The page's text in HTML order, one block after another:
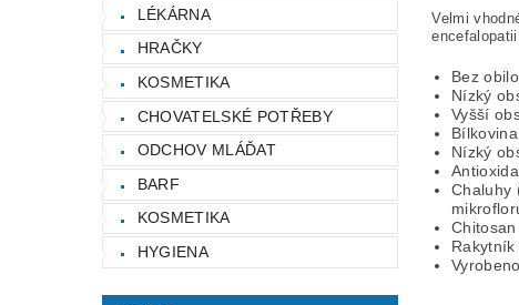
LÉKÁRNA
HRAČKY
KOSMETIKA
CHOVATELSKÉ POTŘEBY
ODCHOV MLÁĎAT
BARF
KOSMETIKA
HYGIENA
Velmi
Bez
Nízký
Vyšší
Nízký
Chaluhy